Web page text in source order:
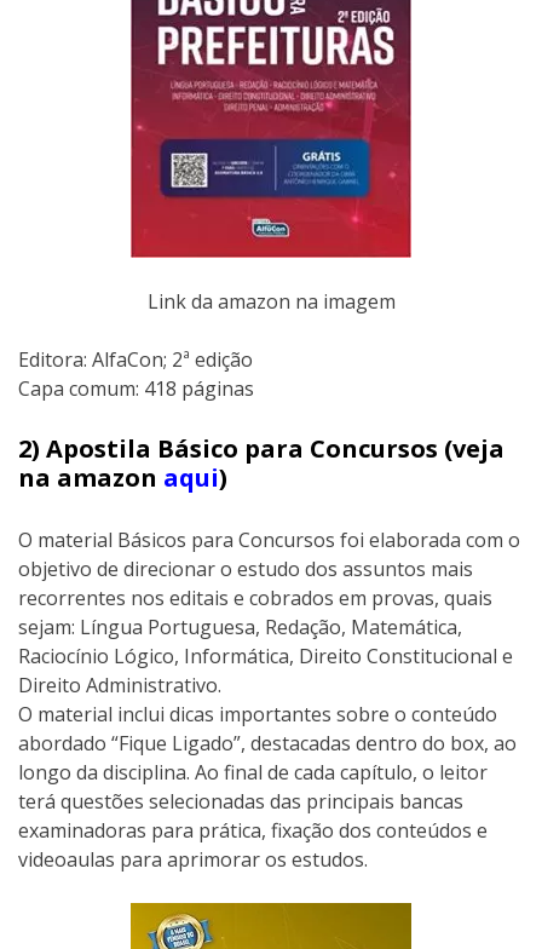
Link da amazon na imagem
Editora:‎ AlfaCon; 2ª edição
Capa comum:‎ 418 páginas
2) Apostila Básico para Concursos (veja
na amazon aqui)
O material Básicos para Concursos foi elaborada com o
objetivo de direcionar o estudo dos assuntos mais
recorrentes nos editais e cobrados em provas, quais
sejam: Língua Portuguesa, Redação, Matemática,
Raciocínio Lógico, Informática, Direito Constitucional e
Direito Administrativo.
O material inclui dicas importantes sobre o conteúdo
abordado “Fique Ligado”, destacadas dentro do box, ao
longo da disciplina. Ao final de cada capítulo, o leitor
terá questões selecionadas das principais bancas
examinadoras para prática, fixação dos conteúdos e
videoaulas para aprimorar os estudos.